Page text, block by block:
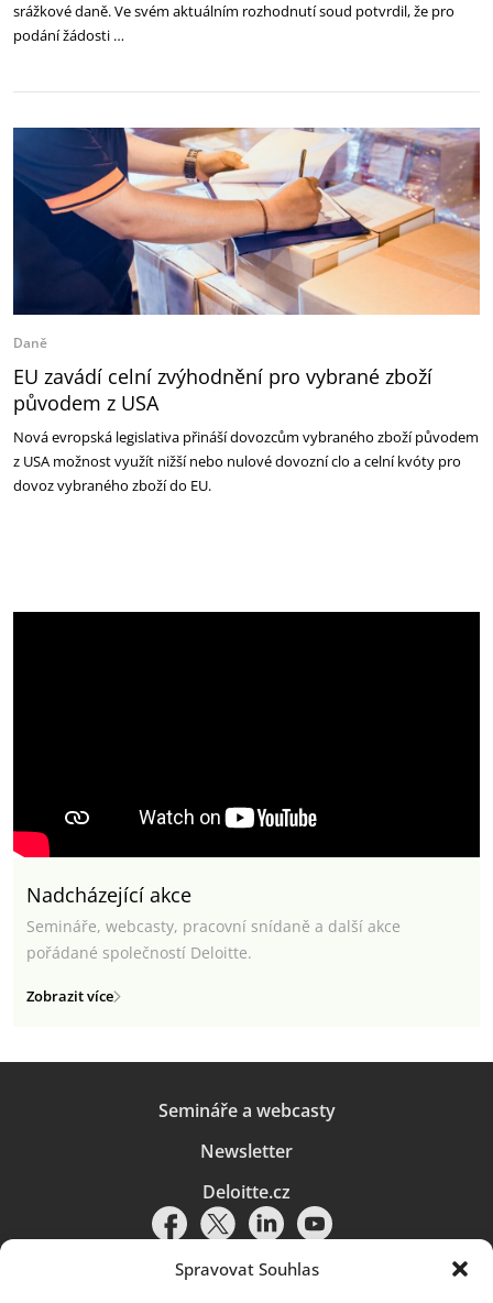
Spravovat Souhlas
srážkové daně. Ve svém aktuálním rozhodnutí soud potvrdil, že pro
podání žádosti …
Daně
EU zavádí celní zvýhodnění pro vybrané zboží
původem z USA
Nová evropská legislativa přináší dovozcům vybraného zboží původem
z USA možnost využít nižší nebo nulové dovozní clo a celní kvóty pro
dovoz vybraného zboží do EU.
Nadcházející akce
Semináře, webcasty, pracovní snídaně a další akce
pořádané společností Deloitte.
Zobrazit více
Semináře a webcasty
Newsletter
Deloitte.cz